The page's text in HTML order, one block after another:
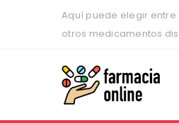
Aquí puede elegir
otros medicamentos